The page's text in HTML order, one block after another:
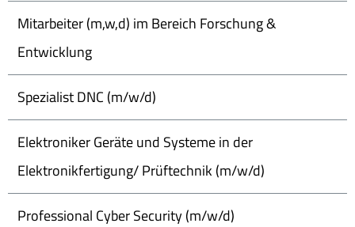
Mitarbeiter (m,w,d) im Bereich Forschung &
Entwicklung
Spezialist DNC (m/w/d)
Elektroniker Geräte und Systeme in der
Elektronikfertigung/ Prüftechnik (m/w/d)
Professional Cyber Security (m/w/d)